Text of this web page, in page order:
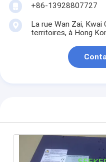
+86-13928807727
La rue Wan Zai, Kwai
territoires, à Hong